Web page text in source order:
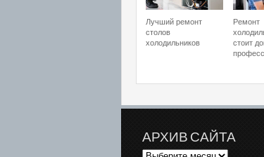
Лучший ремонт
столов
холодильников
Ремонт
стоит
АРХИВ САЙТА